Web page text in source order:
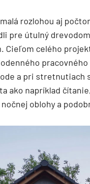
rozlohou aj
pre útulný
Cieľom celého
a pri stretnutiach
ako napríklad
oblohy a